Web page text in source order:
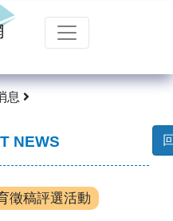
息
NEWS
徵稿評選活動